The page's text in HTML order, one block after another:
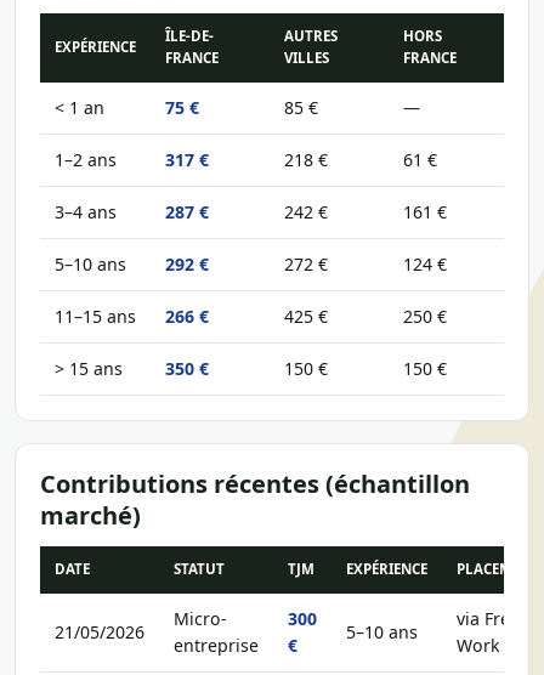
EXPÉRIENCE
ÎLE-DE-
FRANCE
AUTRES
VILLES
HORS
FRANCE
< 1 an 75 € 85 € —
1–2 ans 317 € 218 € 61 €
3–4 ans 287 € 242 € 161 €
5–10 ans 292 € 272 € 124 €
11–15 ans 266 € 425 € 250 €
> 15 ans 350 € 150 € 150 €
Contributions récentes (échantillon
marché)
DATE STATUT TJM EXPÉRIENCE PLACEMENT
21/05/2026
Micro-
entreprise
300
€
5–10 ans
via Free-
Work